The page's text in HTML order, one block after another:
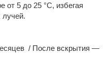
от 5 до 25 °С, избегая
/ После вскрытия —